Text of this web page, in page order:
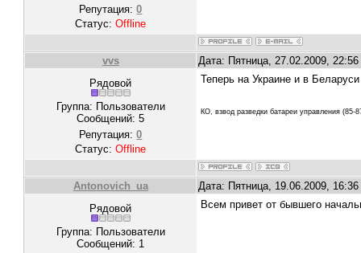
Репутация:0
Статус:Offline
vvs
Дата: Пятница, 27.02.2009,
Рядовой
Группа: Пользователи
Сообщений:5
Репутация:0
Статус:Offline
Теперь на Украине и в
КО, взвод разведки батареи управления (85-
Antonovich_ua
Дата: Пятница, 19.06.2009,
Рядовой
Группа: Пользователи
Сообщений: 1
Всем привет от бывшего